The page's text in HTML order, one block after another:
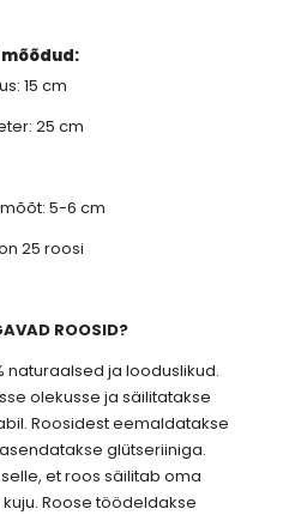
15 cm
25 cm
5-6 cm
25 roosi
ROOSID?
naturaalsed ja looduslikud.
olekusse ja säilitatakse
Roosidest eemaldatakse
glütseriiniga.
et roos säilitab oma
Roose töödeldakse